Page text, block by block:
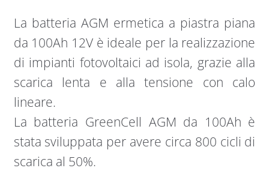
La batteria AGM ermetica a piastra piana
da 100Ah 12V è ideale per la realizzazione
di impianti fotovoltaici ad isola, grazie alla
scarica lenta e alla tensione con calo
lineare.
La batteria GreenCell AGM da 100Ah è
stata sviluppata per avere circa 800 cicli di
scarica al 50%.